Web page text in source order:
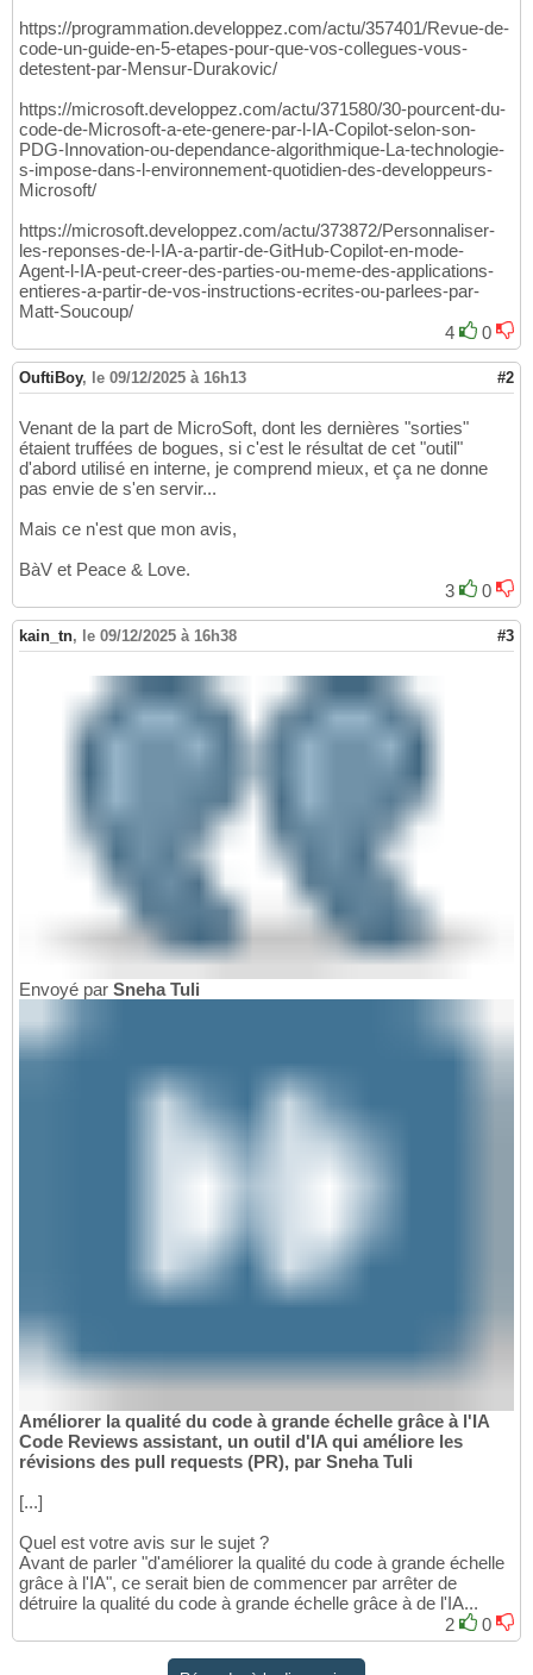
https://programmation.developpez.com/actu/357401/Revue-de-
code-un-guide-en-5-etapes-pour-que-vos-collegues-vous-
detestent-par-Mensur-Durakovic/
https://microsoft.developpez.com/actu/371580/30-pourcent-du-
code-de-Microsoft-a-ete-genere-par-l-IA-Copilot-selon-son-
PDG-Innovation-ou-dependance-algorithmique-La-technologie-
s-impose-dans-l-environnement-quotidien-des-developpeurs-
Microsoft/
https://microsoft.developpez.com/actu/373872/Personnaliser-
les-reponses-de-l-IA-a-partir-de-GitHub-Copilot-en-mode-
Agent-l-IA-peut-creer-des-parties-ou-meme-des-applications-
entieres-a-partir-de-vos-instructions-ecrites-ou-parlees-par-
Matt-Soucoup/
4
0
OuftiBoy, le 09/12/2025 à 16h13 #2
Venant de la part de MicroSoft, dont les dernières "sorties"
étaient truffées de bogues, si c'est le résultat de cet "outil"
d'abord utilisé en interne, je comprend mieux, et ça ne donne
pas envie de s'en servir...
Mais ce n'est que mon avis,
BàV et Peace & Love.
3
0
kain_tn, le 09/12/2025 à 16h38 #3
Envoyé par Sneha Tuli
Améliorer la qualité du code à grande échelle grâce à l'IA
Code Reviews assistant, un outil d'IA qui améliore les
révisions des pull requests (PR), par Sneha Tuli
[...]
Quel est votre avis sur le sujet ?
Avant de parler "d'améliorer la qualité du code à grande échelle
grâce à l'IA", ce serait bien de commencer par arrêter de
détruire la qualité du code à grande échelle grâce à de l'IA...
2
0